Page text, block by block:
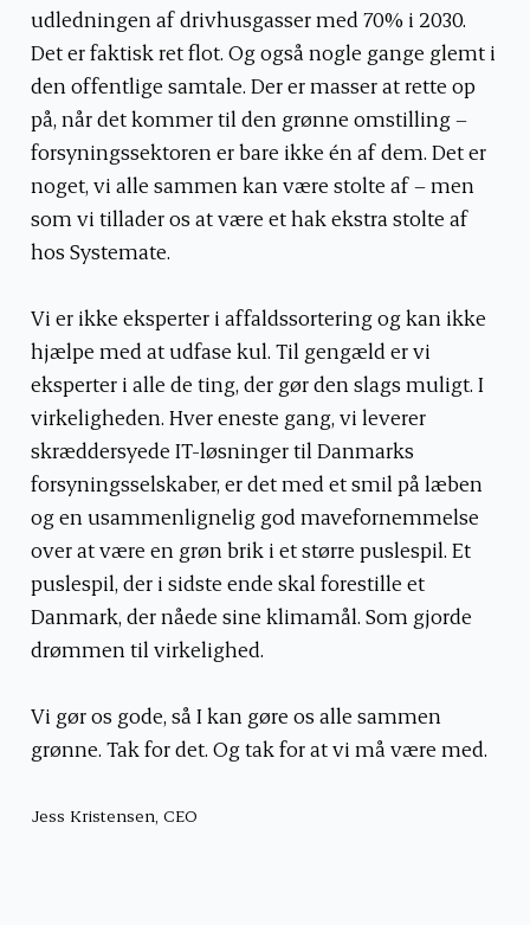
udledningen af drivhusgasser med 70% i 2030.
Det er faktisk ret flot. Og også nogle gange glemt i
den offentlige samtale. Der er masser at rette op
på, når det kommer til den grønne omstilling –
forsyningssektoren er bare ikke én af dem. Det er
noget, vi alle sammen kan være stolte af – men
som vi tillader os at være et hak ekstra stolte af
hos Systemate.
Vi er ikke eksperter i affaldssortering og kan ikke
hjælpe med at udfase kul. Til gengæld er vi
eksperter i alle de ting, der gør den slags muligt. I
virkeligheden. Hver eneste gang, vi leverer
skræddersyede IT-løsninger til Danmarks
forsyningsselskaber, er det med et smil på læben
og en usammenlignelig god mavefornemmelse
over at være en grøn brik i et større puslespil. Et
puslespil, der i sidste ende skal forestille et
Danmark, der nåede sine klimamål. Som gjorde
drømmen til virkelighed.
Vi gør os gode, så I kan gøre os alle sammen
grønne. Tak for det. Og tak for at vi må være med.
Jess Kristensen, CEO